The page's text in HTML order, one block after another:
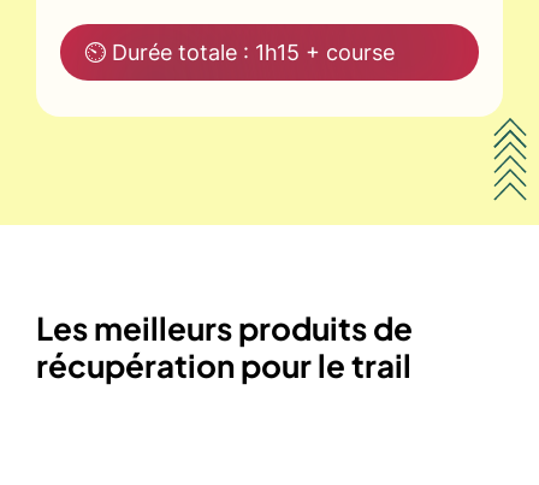
⏲ Durée totale : 1h15 + course
Les meilleurs produits de
récupération pour le trail